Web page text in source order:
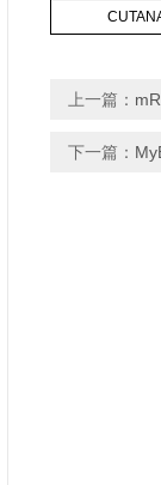
上一篇：
下一篇：